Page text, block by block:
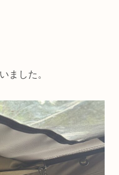
ました。